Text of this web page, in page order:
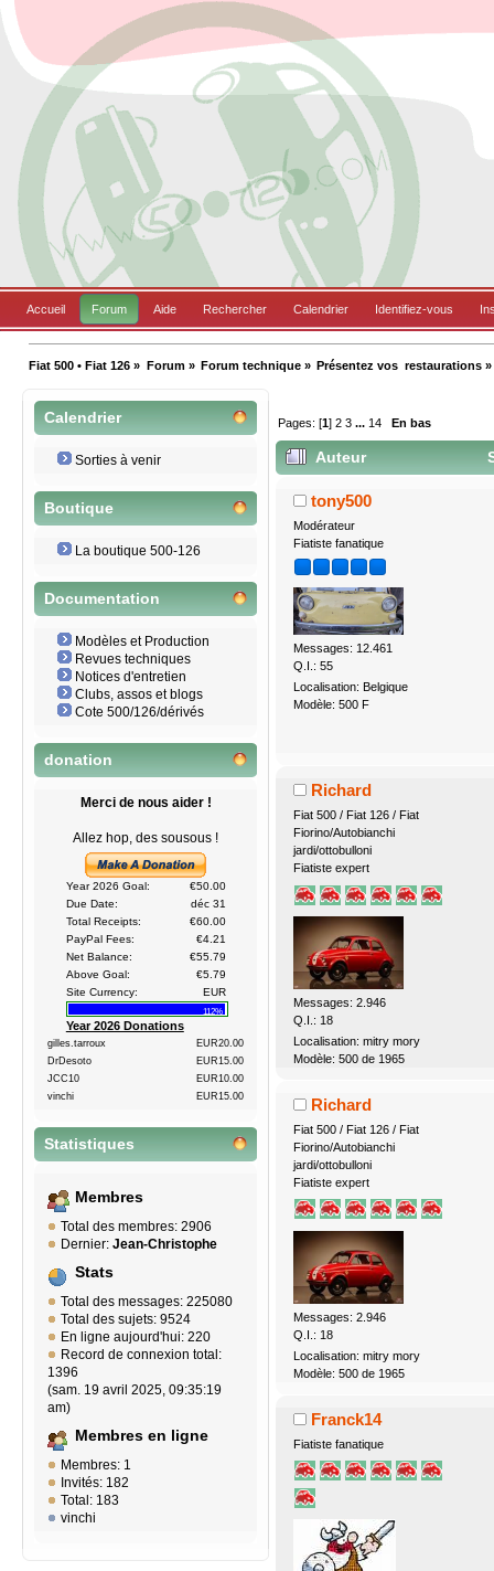
Accueil Forum Aide Rechercher Calendrier Identifiez-vous
Fiat 500 • Fiat 126 » Forum» Forum technique» Présentez vos  restaurations »
Calendrier
Sorties à venir
Boutique
La boutique 500-126
Documentation
Modèles et Production
Revues techniques
Notices d'entretien
Clubs, assos et blogs
Cote 500/126/dérivés
donation
Merci de nous aider !
Allez hop, des sousous !
Year 2026 Goal:
€50.00
Due Date:
déc 31
Total Receipts:
€60.00
PayPal Fees:
€4.21
Net Balance:
€55.79
Above Goal:
€5.79
Site Currency:
EUR
112%
Year 2026 Donations
gilles.tarroux
EUR20.00
DrDesoto
EUR15.00
JCC10
EUR10.00
vinchi
EUR15.00
Statistiques
Membres
Total des membres: 2906
Dernier: Jean-Christophe
Stats
Total des messages: 225080
Total des sujets: 9524
En ligne aujourd'hui: 220
Record de connexion total:
1396
(sam. 19 avril 2025, 09:35:19
am)
Membres en ligne
Membres: 1
Invités: 182
Total: 183
vinchi
Pages: [1]2 3 ... 14 En bas
Auteur
tony500
Modérateur
Fiatiste fanatique
Messages: 12.461
Q.I.: 55
Localisation: Belgique
Modèle: 500 F
Richard
Fiat 500 / Fiat 126 / Fiat
Fiorino/Autobianchi
jardi/ottobulloni
Fiatiste expert
Messages: 2.946
Q.I.: 18
Localisation: mitry mory
Modèle: 500 de 1965
Richard
Fiat 500 / Fiat 126 / Fiat
Fiorino/Autobianchi
jardi/ottobulloni
Fiatiste expert
Messages: 2.946
Q.I.: 18
Localisation: mitry mory
Modèle: 500 de 1965
Franck14
Fiatiste fanatique